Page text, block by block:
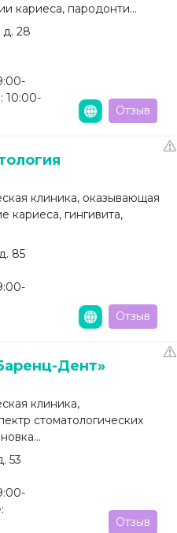
кариеса, пародонти...
д. 28
10:00-
Отзыв
клиника, оказывающая
кариеса, гингивита,
85
Отзыв
Дент»
клиника,
стоматологических
53
Отзыв